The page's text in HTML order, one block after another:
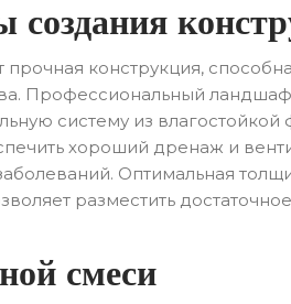
создания
конструкция,
Профессиональный
систему из
хороший дренаж и
Оптимальная
разместить
смеси